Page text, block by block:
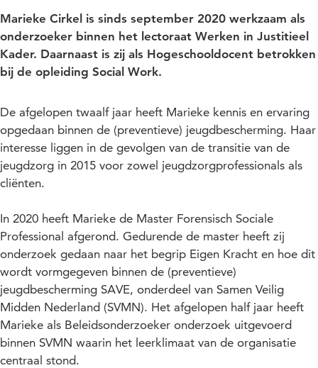
Marieke Cirkel is sinds september 2020 werkzaam als
onderzoeker binnen het lectoraat Werken in Justitieel
Kader. Daarnaast is zij als Hogeschooldocent betrokken
bij de opleiding Social Work.
De afgelopen twaalf jaar heeft Marieke kennis en ervaring
opgedaan binnen de (preventieve) jeugdbescherming. Haar
interesse liggen in de gevolgen van de transitie van de
jeugdzorg in 2015 voor zowel jeugdzorgprofessionals als
cliënten.
In 2020 heeft Marieke de Master Forensisch Sociale
Professional afgerond. Gedurende de master heeft zij
onderzoek gedaan naar het begrip Eigen Kracht en hoe dit
wordt vormgegeven binnen de (preventieve)
jeugdbescherming SAVE, onderdeel van Samen Veilig
Midden Nederland (SVMN). Het afgelopen half jaar heeft
Marieke als Beleidsonderzoeker onderzoek uitgevoerd
binnen SVMN waarin het leerklimaat van de organisatie
centraal stond.